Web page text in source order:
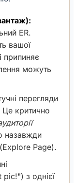
ER.
вашої
припиняє
можуть
перегляди
Це критично
назавжди
Page).
з однієї